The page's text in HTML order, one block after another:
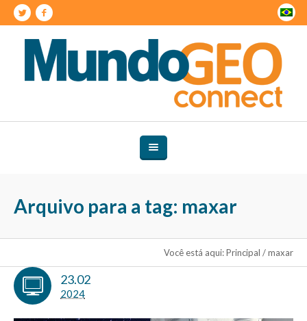
Arquivo para a tag: maxar
Você está aqui:Principal /maxar
23.02
2024